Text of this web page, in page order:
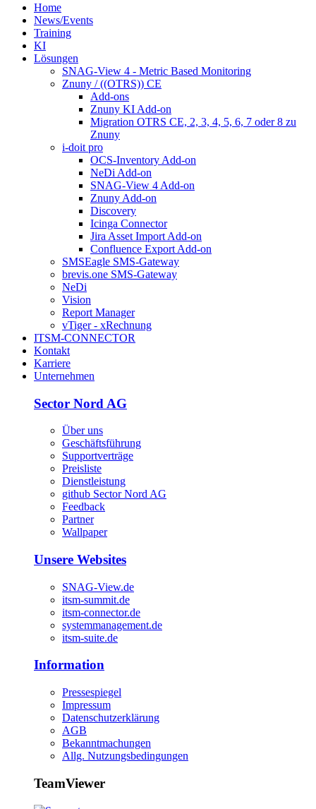
Home
News/Events
Training
KI
Lösungen
SNAG-View 4 - Metric Based Monitoring
Znuny / ((OTRS)) CE
Add-ons
Znuny KI Add-on
Migration OTRS CE, 2, 3, 4, 5, 6, 7 oder 8 zu
Znuny
i-doit pro
OCS-Inventory Add-on
NeDi Add-on
SNAG-View 4 Add-on
Znuny Add-on
Discovery
Icinga Connector
Jira Asset Import Add-on
Confluence Export Add-on
SMSEagle SMS-Gateway
brevis.one SMS-Gateway
NeDi
Vision
Report Manager
vTiger - xRechnung
ITSM-CONNECTOR
Kontakt
Karriere
Unternehmen
Sector Nord AG
Über uns
Geschäftsführung
Supportverträge
Preisliste
Dienstleistung
github Sector Nord AG
Feedback
Partner
Wallpaper
Unsere Websites
SNAG-View.de
itsm-summit.de
itsm-connector.de
systemmanagement.de
itsm-suite.de
Information
Pressespiegel
Impressum
Datenschutzerklärung
AGB
Bekanntmachungen
Allg. Nutzungsbedingungen
TeamViewer